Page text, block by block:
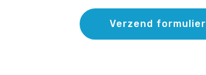
Verzend formulier